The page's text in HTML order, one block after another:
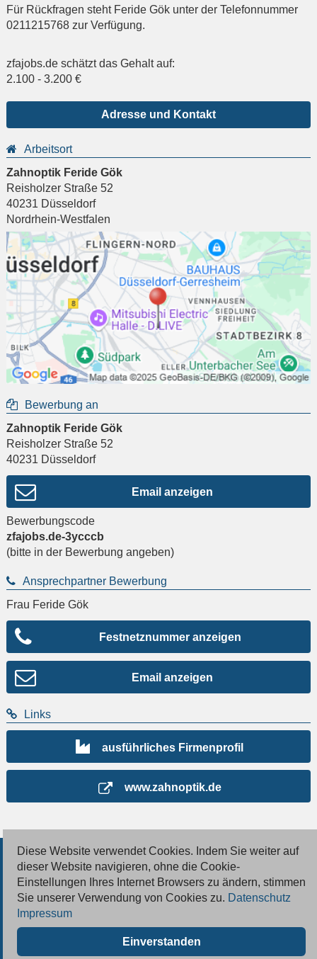
Für Rückfragen steht Feride Gök unter der Telefonnummer
0211215768 zur Verfügung.
zfajobs.de schätzt das Gehalt auf:
2.100 - 3.200 €
Adresse und Kontakt
Arbeitsort
Zahnoptik Feride Gök
Reisholzer Straße 52
40231 Düsseldorf
Nordrhein-Westfalen
Bewerbung an
Zahnoptik Feride Gök
Reisholzer Straße 52
40231 Düsseldorf
Email anzeigen
Bewerbungscode
zfajobs.de-3ycccb
(bitte in der Bewerbung angeben)
Ansprechpartner Bewerbung
Frau Feride Gök
Festnetznummer anzeigen
Email anzeigen
Links
ausführliches Firmenprofil
www.zahnoptik.de
© 2026 Deutsche Jobmarkt GmbH
Inserieren
Kontakt
AGB
Diese Website verwendet Cookies. Indem Sie weiter auf
dieser Website navigieren, ohne die Cookie-
Einstellungen Ihres Internet Browsers zu ändern, stimmen
Sie unserer Verwendung von Cookies zu. Datenschutz
Impressum
Einverstanden